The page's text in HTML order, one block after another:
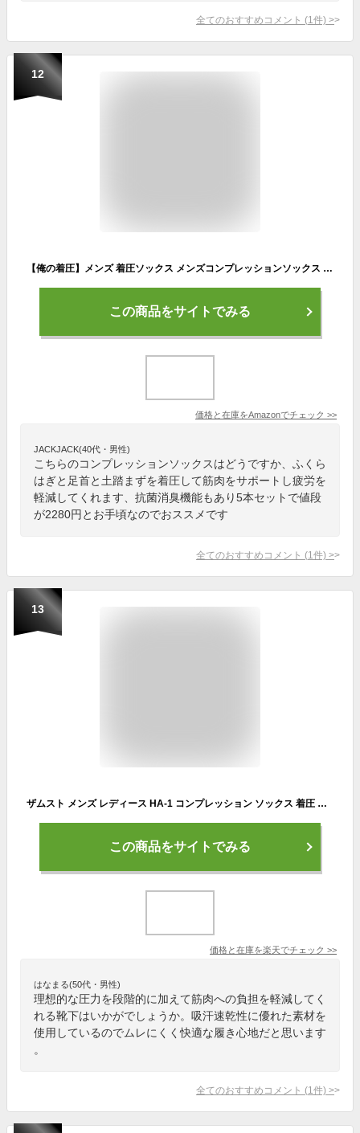
全てのおすすめコメント (1 件) >
12
【俺の着圧】メンズ 着圧ソックス メンズコンプレッションソックス 男性用 着圧 加圧 靴下 5足組 (L-XL)
この商品をサイトでみる
価格と在庫をAmazonでチェック >>
JACKJACK(40代・男性)
こちらのコンプレッションソックスはどうですか、ふくら
はぎと足首と土踏まずを着圧して筋肉をサポートし疲労を
軽減してくれます、抗菌消臭機能もあり5本セットで値段
が2280円とお手頃なのでおススメです
全てのおすすめコメント (1 件) >
13
ザムスト メンズ レディース HA-1 コンプレッション ソックス 着圧 靴下 ソックス 負担軽減 ランニング マラソン スポーツ 送料無料 ZAMST 375401 375402 375403
この商品をサイトでみる
価格と在庫を楽天でチェック >>
はなまる(50代・男性)
理想的な圧力を段階的に加えて筋肉への負担を軽減してく
れる靴下はいかがでしょうか。吸汗速乾性に優れた素材を
使用しているのでムレにくく快適な履き心地だと思います
。
全てのおすすめコメント (1 件) >